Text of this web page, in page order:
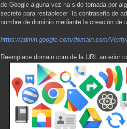
de Google alguna vez ha sido tomada por
secreto para restablecer la contraseña de
nombre de dominio mediante la creación de
https://admin.google.com/domain.com/
Reemplace domain.com de la URL anterior